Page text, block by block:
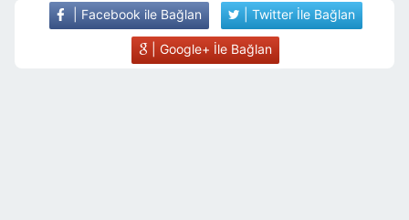
| Facebook ile Bağlan | Twitter İle Bağlan
| Google+ İle Bağlan